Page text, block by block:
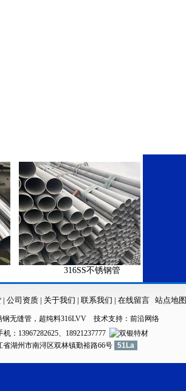
316SS不锈钢管
| 公司资质 | 关于我们 | 联系我们 | 在线留言 站点地图
钢无缝管 ， 超纯料316LVV 技术支持： 前沿网络
：13967282625、18921237777
湖州市南浔区双林镇勤裕路66号 51La